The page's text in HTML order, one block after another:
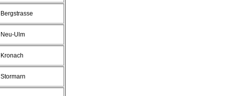
Bergstrasse
Neu-Ulm
Kronach
Stormarn